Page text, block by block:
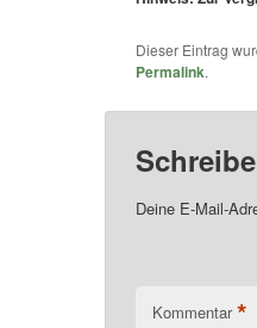
Dieser Eintrag
Permalink.
Deine E-Mail-
Kommentar *